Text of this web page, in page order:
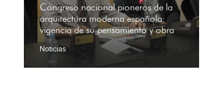
Congreso nacional pioneros de la
arquitectura moderna española:
vigencia de su pensamiento y obra
Noticias